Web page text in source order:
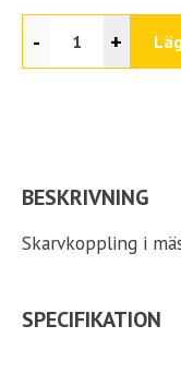
- +
BESKRIVNING
Skarvkoppling i
SPECIFIKATION